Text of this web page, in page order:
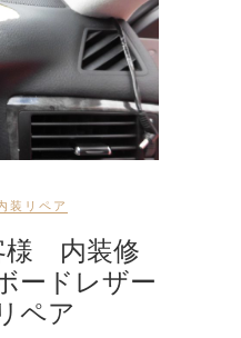
装リペア
様 内装修
ドレザー
ペア